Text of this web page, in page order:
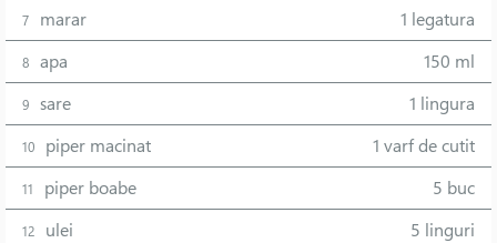
7 marar 1 legatura
8 apa 150 ml
9 sare 1 lingura
10 piper macinat 1 varf de cutit
11 piper boabe 5 buc
12 ulei 5 linguri